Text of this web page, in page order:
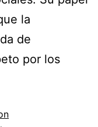
la
de
por los